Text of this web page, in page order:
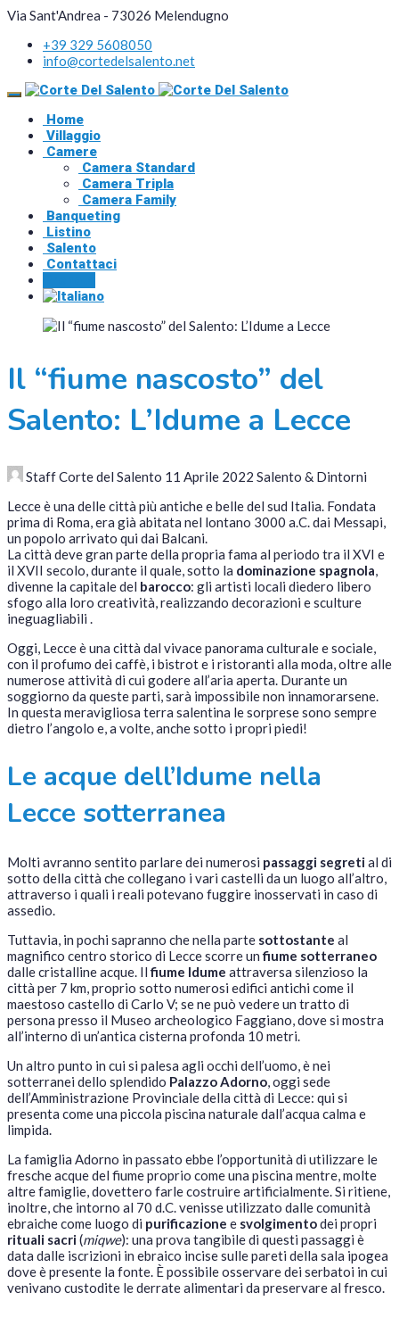
Via Sant'Andrea - 73026 Melendugno
+39 329 5608050
info@cortedelsalento.net
Home
Villaggio
Camere
Camera Standard
Camera Tripla
Camera Family
Banqueting
Listino
Salento
Contattaci
Il “fiume nascosto” del
Salento: L’Idume a Lecce
Staff Corte del Salento 11 Aprile 2022 Salento & Dintorni
Lecce è una delle città più antiche e belle del sud Italia. Fondata
prima di Roma, era già abitata nel lontano 3000 a.C. dai Messapi,
un popolo arrivato qui dai Balcani.
La città deve gran parte della propria fama al periodo tra il XVI e
il XVII secolo, durante il quale, sotto la dominazione spagnola,
divenne la capitale del barocco: gli artisti locali diedero libero
sfogo alla loro creatività, realizzando decorazioni e sculture
ineguagliabili .
Oggi, Lecce è una città dal vivace panorama culturale e sociale,
con il profumo dei caffè, i bistrot e i ristoranti alla moda, oltre alle
numerose attività di cui godere all’aria aperta. Durante un
soggiorno da queste parti, sarà impossibile non innamorarsene.
In questa meravigliosa terra salentina le sorprese sono sempre
dietro l’angolo e, a volte, anche sotto i propri piedi!
Le acque dell’Idume nella
Lecce sotterranea
Molti avranno sentito parlare dei numerosi passaggi segretial di
sotto della città che collegano i vari castelli da un luogo all’altro,
attraverso i quali i reali potevano fuggire inosservati in caso di
assedio.
Tuttavia, in pochi sapranno che nella parte sottostante al
magnifico centro storico di Lecce scorre unfiume sotterraneo
dalle cristalline acque. Ilfiume Idume attraversa silenzioso la
città per 7 km, proprio sotto numerosi edifici antichi come il
maestoso castello di Carlo V; se ne può vedere un tratto di
persona presso il Museo archeologico Faggiano, dove si mostra
all’interno di un’antica cisterna profonda 10 metri.
Un altro punto in cui si palesa agli occhi dell’uomo, è nei
sotterranei dello splendido Palazzo Adorno, oggi sede
dell’Amministrazione Provinciale della città di Lecce: qui si
presenta come una piccola piscina naturale dall’acqua calma e
limpida.
La famiglia Adorno in passato ebbe l’opportunità di utilizzare le
fresche acque del fiume proprio come una piscina mentre, molte
altre famiglie, dovettero farle costruire artificialmente. Si ritiene,
inoltre, che intorno al 70 d.C. venisse utilizzato dalle comunità
ebraiche come luogo di purificazione e svolgimentodei propri
rituali sacri(miqwe): una prova tangibile di questi passaggi è
data dalle iscrizioni in ebraico incise sulle pareti della sala ipogea
dove è presente la fonte. È possibile osservare dei serbatoi in cui
venivano custodite le derrate alimentari da preservare al fresco.